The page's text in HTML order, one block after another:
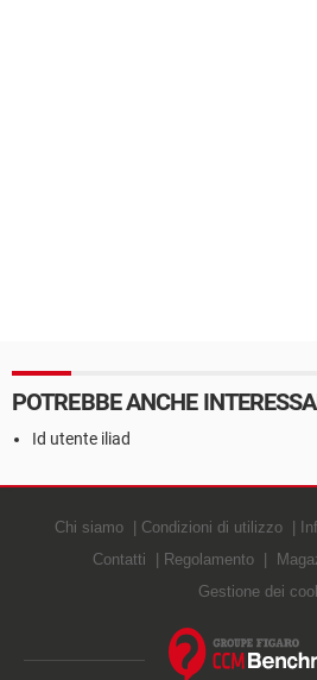
POTREBBE ANCHE
Id utente iliad
Chi siamo Condizioni di utilizzo
Contatti
Regolamento
Gestione dei